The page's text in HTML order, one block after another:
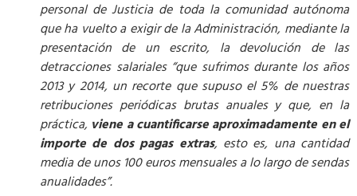
personal de Justicia de toda la comunidad autónoma
que ha vuelto a exigir de la Administración, mediante la
presentación de un escrito, la devolución de las
detracciones salariales “que sufrimos durante los años
2013 y 2014, un recorte que supuso el 5% de nuestras
retribuciones periódicas brutas anuales y que, en la
práctica, viene a cuantificarse aproximadamente en el
importe de dos pagas extras, esto es, una cantidad
media de unos 100 euros mensuales a lo largo de sendas
anualidades”.